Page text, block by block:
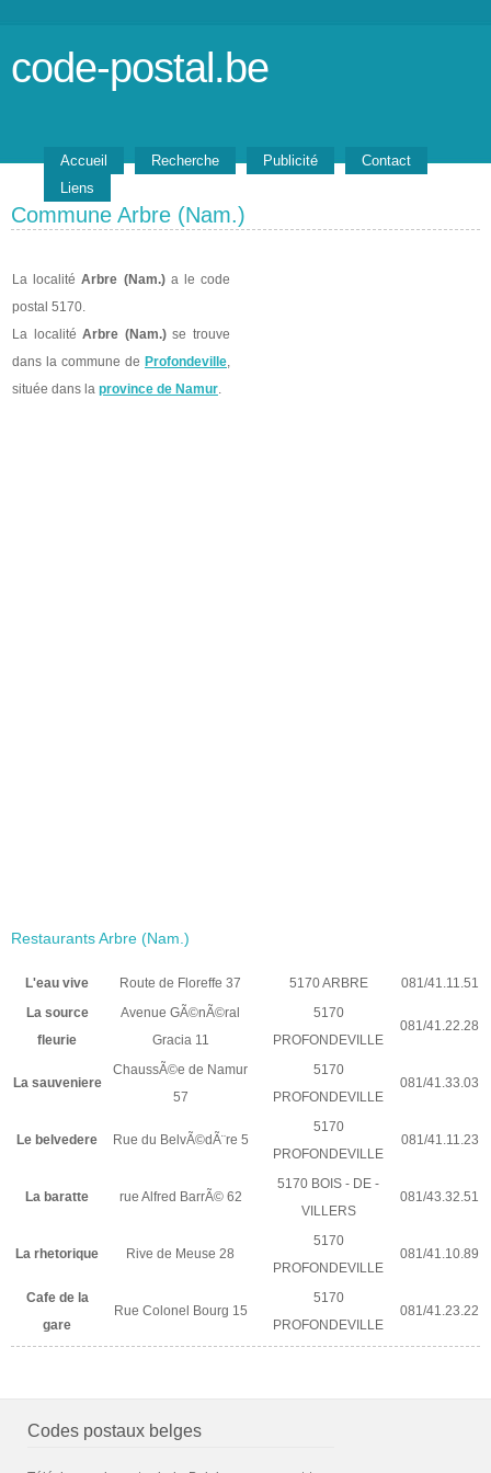
code-postal.be
Accueil Recherche Publicité
Contact
Liens
Commune Arbre (Nam.)
La localitéArbre (Nam.)a le code
postal 5170.
La localitéArbre (Nam.)se trouve
dans la commune de Profondeville,
située dans la province de Namur.
Restaurants Arbre (Nam.)
L'eau vive Route de Floreffe 37 5170 ARBRE
081/41.11.51
La source
fleurie
Avenue GÃ©nÃ©ral
Gracia 11
5170
PROFONDEVILLE
081/41.22.28
La sauveniere
ChaussÃ©e de Namur
57
5170
PROFONDEVILLE
081/41.33.03
Le belvedere Rue du BelvÃ©dÃ¨re 5
5170
PROFONDEVILLE
081/41.11.23
La baratte rue Alfred BarrÃ© 62
5170 BOIS - DE -
VILLERS
081/43.32.51
La rhetorique Rive de Meuse 28
5170
PROFONDEVILLE
081/41.10.89
Cafe de la
gare
Rue Colonel Bourg 15
5170
PROFONDEVILLE
081/41.23.22
Codes postaux belges